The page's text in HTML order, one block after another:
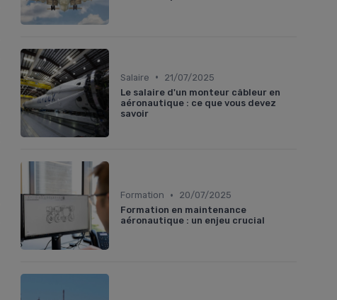
Salaire •
21/07/2025
Le salaire d'un monteur câbleur en
aéronautique : ce que vous devez
savoir
Formation •
20/07/2025
Formation en maintenance
aéronautique : un enjeu crucial